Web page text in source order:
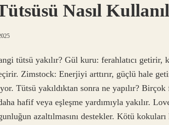
Nasıl
tütsü yakılır? Gül kuru: ferahlatıcı getirir,
Zimstock: Enerjiyi arttırır, güçlü hale
Tütsü yakıldıktan sonra ne yapılır?
hafif veya eşleşme yardımıyla yakılır.
azaltılmasını destekler. Kötü